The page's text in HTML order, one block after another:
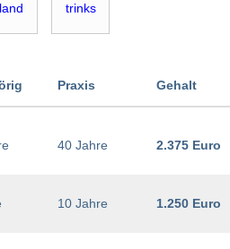
trinks
Praxis Gehalt
40 Jahre 2.375 Euro
10 Jahre 1.250 Euro